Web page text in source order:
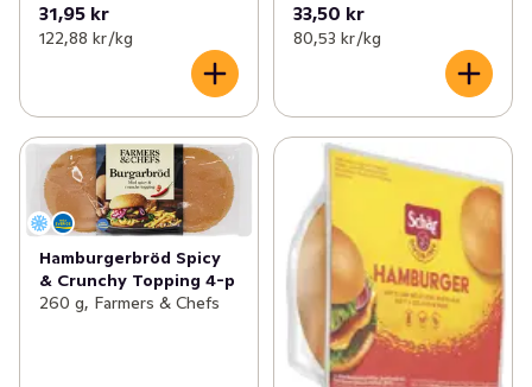
31,95 kr
122,88 kr /kg
33,50 kr
80,53 kr /kg
Hamburgerbröd Spicy
& Crunchy Topping 4-p
260 g, Farmers & Chefs